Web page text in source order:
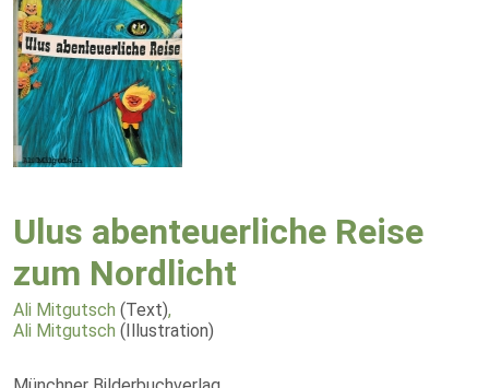
Ulus abenteuerliche Reise
zum Nordlicht
Ali Mitgutsch (Text),
Ali Mitgutsch (Illustration)